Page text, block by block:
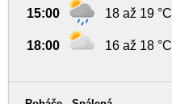
15:00 18 až 19 °C
18:00 16 až 18 °C